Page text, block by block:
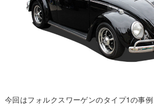
今回はフォルクスワーゲンのタイプ1の事例